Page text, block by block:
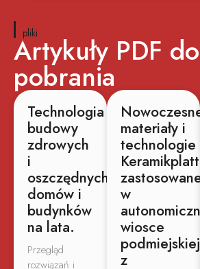
pliki
Artykuły PDF do
pobrania
Technologia
budowy
zdrowych
i
oszczędnych
domów i
budynków
na lata.
Przegląd
rozwiązań i
Nowoczesne
materiały i
technologie
Keramikplatte
zastosowane
w
wiosce
podmiejskiej
z